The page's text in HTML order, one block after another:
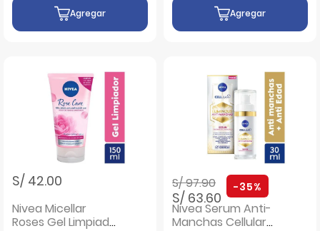
Agregar Agregar
S/ 42.00
Nivea Micellar
Roses Gel Limpiador
Precio rebajado de
S/ 97.90a
S/ 63.60
-35%
Nivea Serum Anti-
Manchas Cellular